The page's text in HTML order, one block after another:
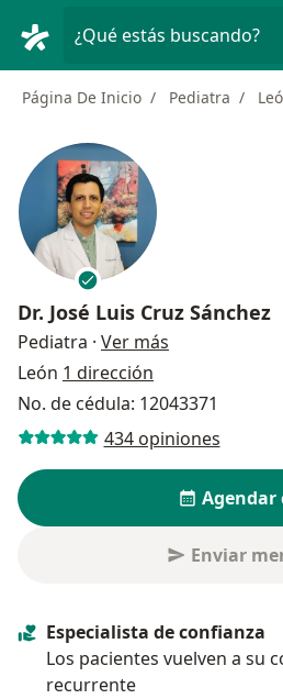
¿Qué estás buscando?
Página De Inicio Pediatra
Dr. José Luis Cruz Sánchez
Pediatra · Ver más
León 1 dirección
No. de cédula: 12043371
434 opiniones
Agendar
Enviar
Especialista de confianza
Los pacientes vuelven a su
recurrente